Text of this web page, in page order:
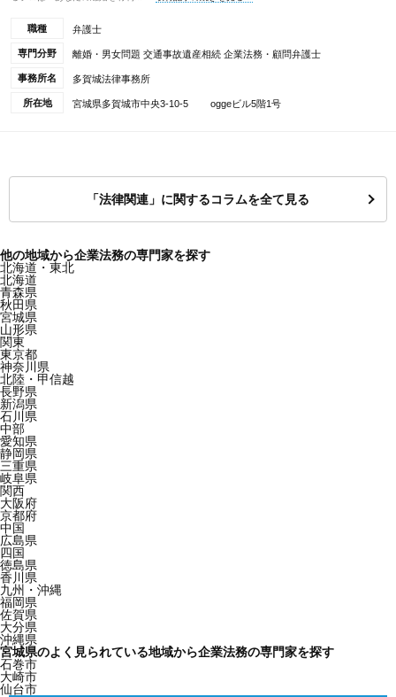
職種 弁護士
専門分野 離婚・男女問題 交通事故遺産相続 企業法務・顧問弁護士
事務所名 多賀城法律事務所
所在地 宮城県多賀城市中央3-10-5 oggeビル5階1号
「法律関連」に関するコラムを全て見る
他の地域から企業法務の専門家を探す
北海道・東北
北海道
青森県
秋田県
宮城県
山形県
関東
東京都
神奈川県
北陸・甲信越
長野県
新潟県
石川県
中部
愛知県
静岡県
三重県
岐阜県
関西
大阪府
京都府
中国
広島県
四国
徳島県
香川県
九州・沖縄
福岡県
佐賀県
大分県
沖縄県
宮城県のよく見られている地域から企業法務の専門家を探す
石巻市
大崎市
仙台市